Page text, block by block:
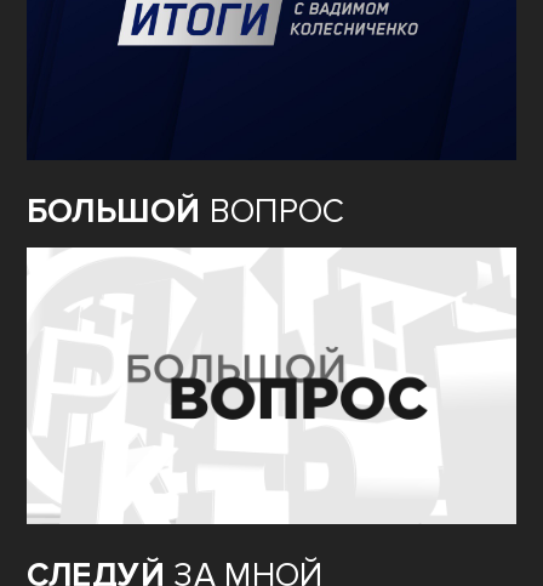
БОЛЬШОЙ ВОПРОС
СЛЕДУЙ ЗА МНОЙ